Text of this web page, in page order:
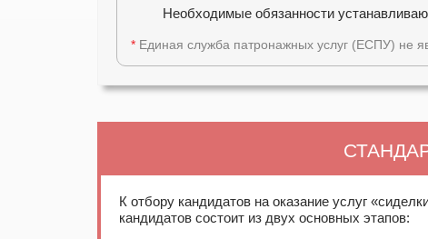
Необходимые обязанности
* Единая служба патронажных услуг (ЕСПУ) не
К отбору кандидатов на оказание услуг
кандидатов состоит из двух основных этапов: